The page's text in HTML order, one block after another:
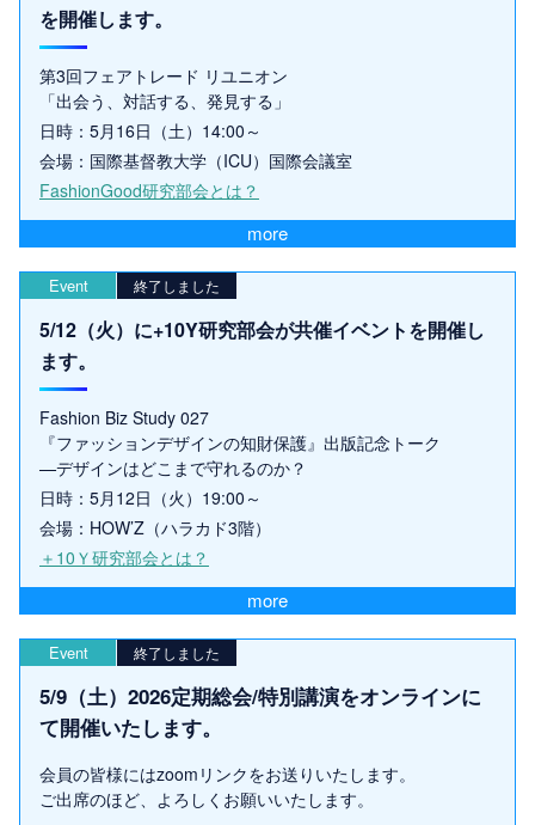
を開催します。
第3回フェアトレード リユニオン
「出会う、対話する、発見する」
日時：5月16日（土）14:00～
会場：国際基督教大学（ICU）国際会議室
FashionGood研究部会とは？
more
Event 終了しました
5/12（火）に+10Y研究部会が共催イベントを開催し
ます。
Fashion Biz Study 027
『ファッションデザインの知財保護』出版記念トーク
—デザインはどこまで守れるのか？
日時：5月12日（火）19:00～
会場：HOW’Z（ハラカド3階）
＋10Ｙ研究部会とは？
more
Event 終了しました
5/9（土）2026定期総会/特別講演をオンラインに
て開催いたします。
会員の皆様にはzoomリンクをお送りいたします。
ご出席のほど、よろしくお願いいたします。